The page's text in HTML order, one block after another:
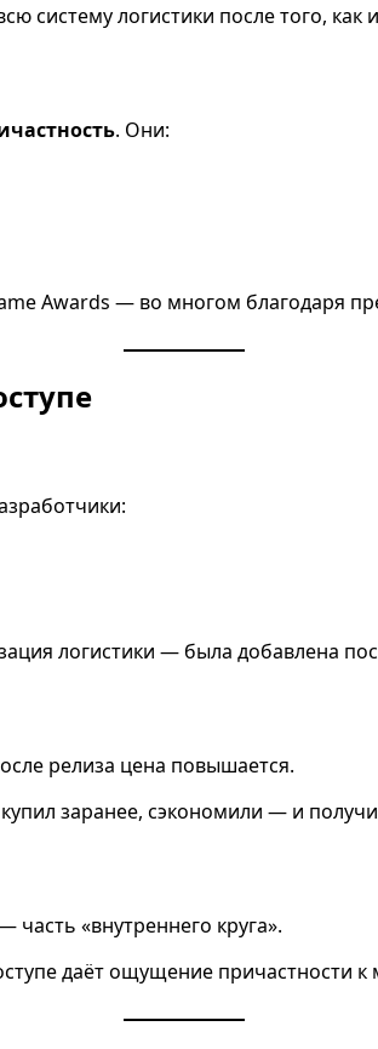
систему логистики после того,
. Они:
Awards — во многом благодаря
логистики — была добавлена
релиза цена повышается.
заранее, сэкономили — и
часть «внутреннего круга».
даёт ощущение причастности